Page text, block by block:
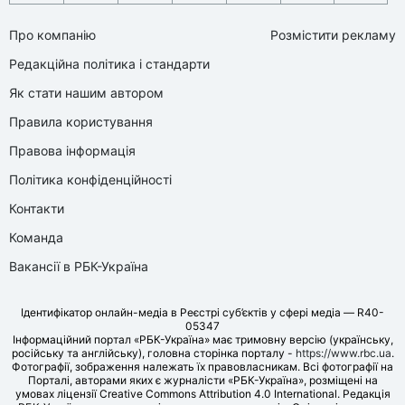
Про компанію
Редакційна політика і стандарти
Як стати нашим автором
Правила користування
Правова інформація
Політика конфіденційності
Контакти
Команда
Вакансії в РБК-Україна
Розмістити рекламу
Ідентифікатор онлайн-медіа в Реєстрі суб’єктів у сфері медіа — R40-
05347
Інформаційний портал «РБК-Україна» має тримовну версію (українську,
російську та англійську), головна сторінка порталу - https://www.rbc.ua.
Фотографії, зображення належать їх правовласникам. Всі фотографії на
Порталі, авторами яких є журналісти «РБК-Україна», розміщені на
умовах ліцензії Creative Commons Attribution 4.0 International. Редакція